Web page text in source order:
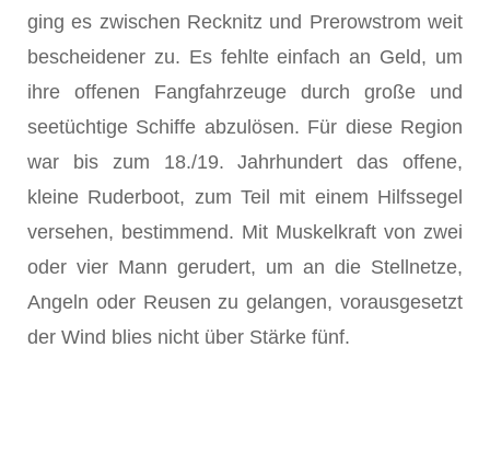
ging es zwischen Recknitz und Prerowstrom weit
bescheidener zu. Es fehlte einfach an Geld, um
ihre offenen Fangfahrzeuge durch große und
seetüchtige Schiffe abzulösen. Für diese Region
war bis zum 18./19. Jahrhundert das offene,
kleine Ruderboot, zum Teil mit einem Hilfssegel
versehen, bestimmend. Mit Muskelkraft von zwei
oder vier Mann gerudert, um an die Stellnetze,
Angeln oder Reusen zu gelangen, vorausgesetzt
der Wind blies nicht über Stärke fünf.